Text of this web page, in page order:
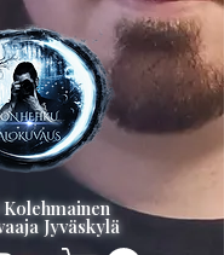
Jyväskylä